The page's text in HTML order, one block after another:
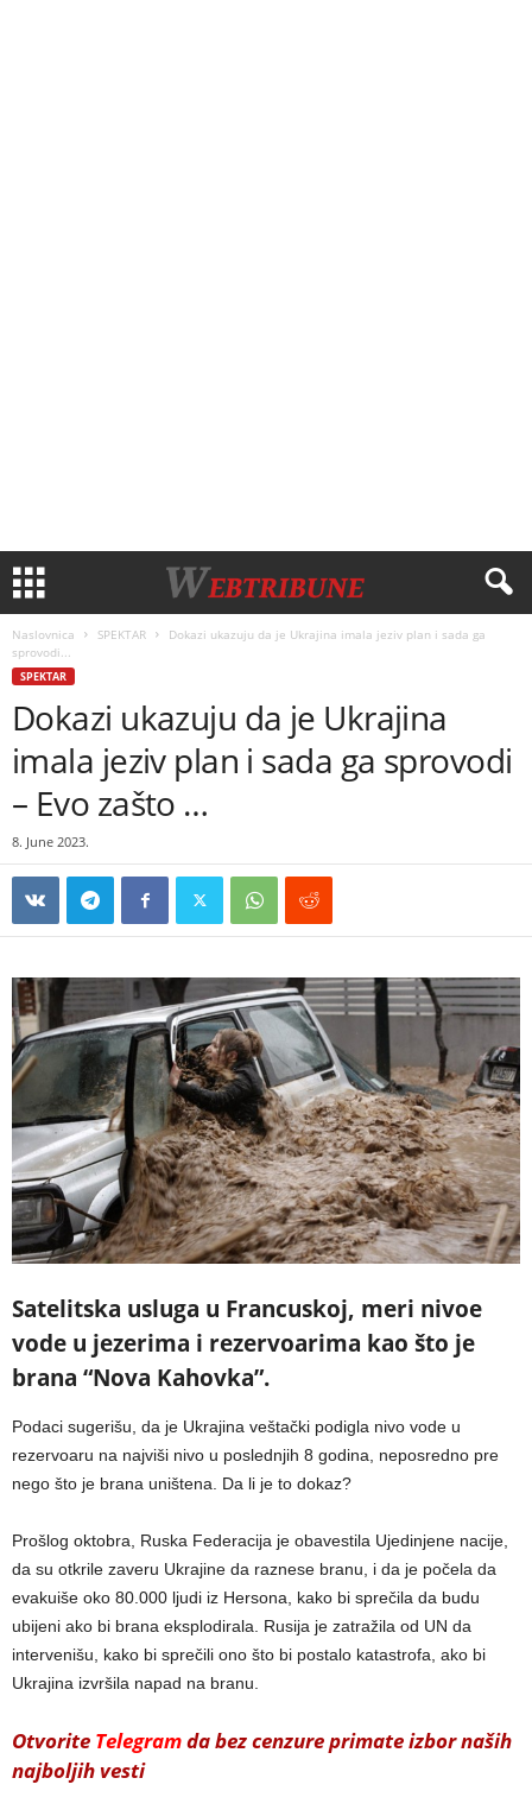
Naslovnica SPEKTAR
Dokazi ukazuju da je Ukrajina imala jeziv plan i sada ga
sprovodi...
SPEKTAR
Dokazi ukazuju da je Ukrajina
imala jeziv plan i sada ga sprovodi
– Evo zašto …
8. June 2023.
Satelitska usluga u Francuskoj, meri nivoe
vode u jezerima i rezervoarima kao što je
brana “Nova Kahovka”.
Podaci sugerišu, da je Ukrajina veštački podigla nivo vode u
rezervoaru na najviši nivo u poslednjih 8 godina, neposredno pre
nego što je brana uništena. Da li je to dokaz?
Prošlog oktobra, Ruska Federacija je obavestila Ujedinjene nacije,
da su otkrile zaveru Ukrajine da raznese branu, i da je počela da
evakuiše oko 80.000 ljudi iz Hersona, kako bi sprečila da budu
ubijeni ako bi brana eksplodirala. Rusija je zatražila od UN da
intervenišu, kako bi sprečili ono što bi postalo katastrofa, ako bi
Ukrajina izvršila napad na branu.
Otvorite Telegramda bez cenzure primate izbor naših
najboljih vesti